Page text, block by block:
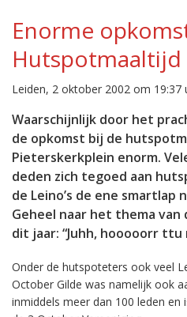
Enorme
Hutspotmaaltijd
Leiden, 2 oktober 2002 om 19:37
Waarschijnlijk door het
de opkomst bij de
Pieterskerkplein enorm.
deden zich tegoed aan
de Leino’s de ene smartlap
Geheel naar het thema
dit jaar: “Juhh, hooooorr ttu
Onder de hutspoteters ook veel
October Gilde was namelijk ook
inmiddels meer dan 100 leden en